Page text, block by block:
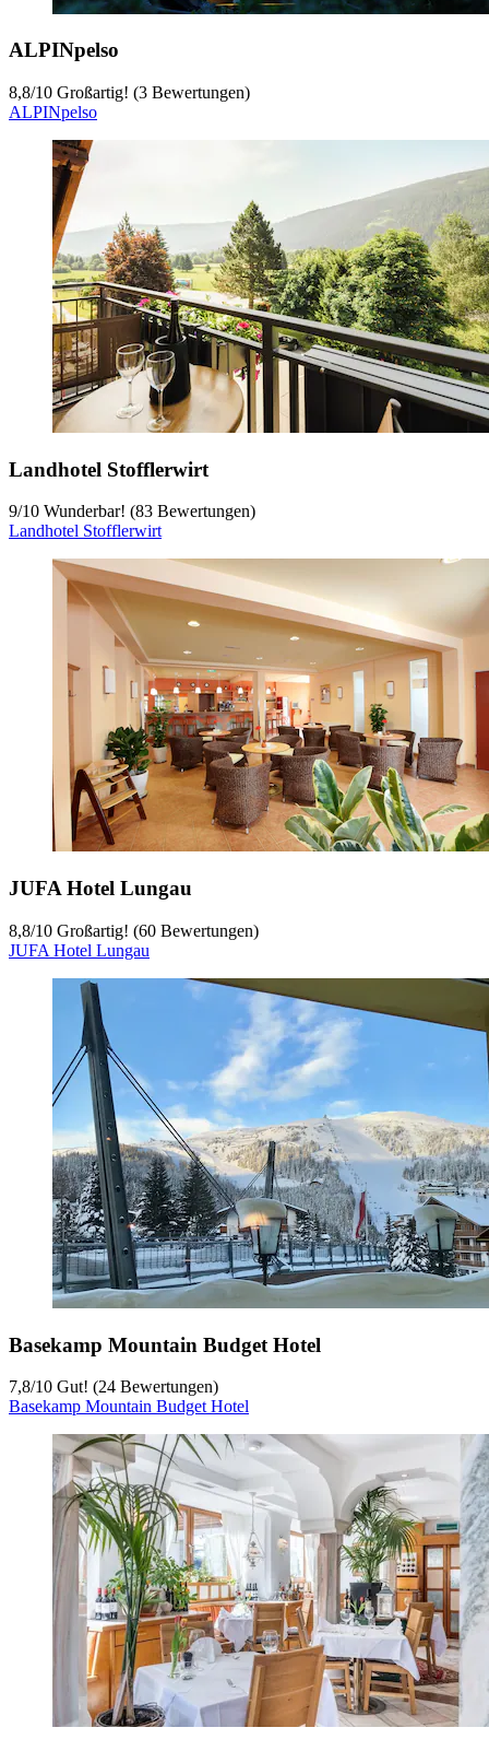
ALPINpelso
8,8/10 Großartig! (3 Bewertungen)
ALPINpelso
Landhotel Stofflerwirt
9/10 Wunderbar! (83 Bewertungen)
Landhotel Stofflerwirt
JUFA Hotel Lungau
8,8/10 Großartig! (60 Bewertungen)
JUFA Hotel Lungau
Basekamp Mountain Budget Hotel
7,8/10 Gut! (24 Bewertungen)
Basekamp Mountain Budget Hotel